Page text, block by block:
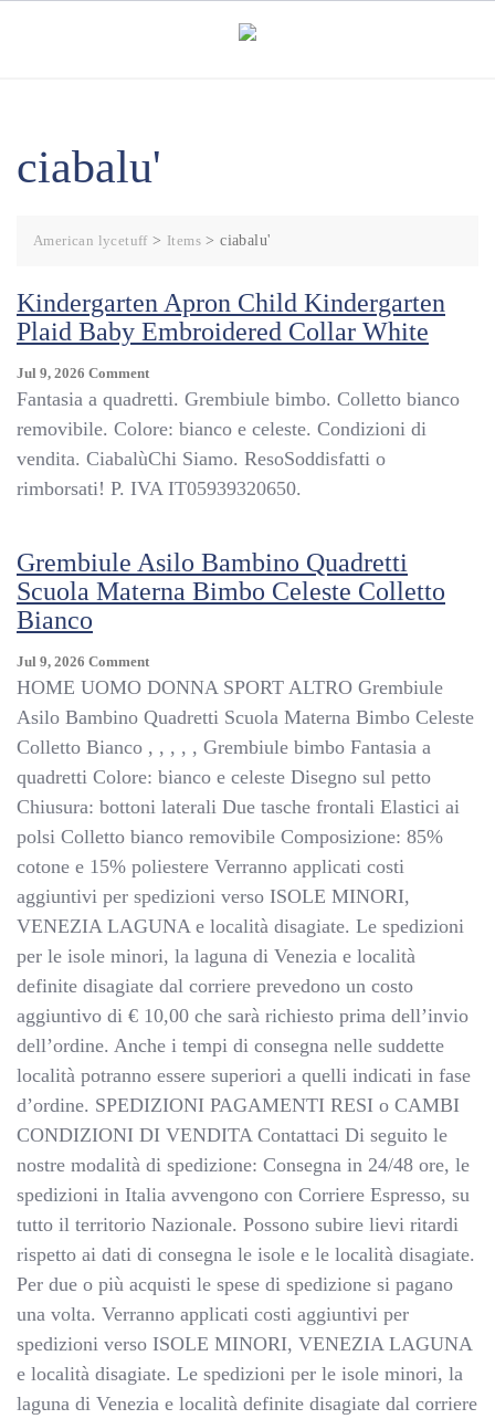
ciabalu'
American lycetuff> Items >ciabalu'
Kindergarten Apron Child Kindergarten
Plaid Baby Embroidered Collar White
Jul 9, 2026 CommentOn
Kindergarten
Child
Kindergarten
Plaid
Collar
White
Fantasia a quadretti. Grembiule bimbo. Colletto bianco
removibile. Colore: bianco e celeste. Condizioni di
vendita. CiabalùChi Siamo. ResoSoddisfatti o
rimborsati! P. IVA IT05939320650.
Grembiule Asilo Bambino Quadretti
Scuola Materna Bimbo Celeste Colletto
Bianco
Jul 9, 2026 CommentOn
Grembiule
Bambino
Quadretti
Scuola
Bimbo
Celeste
Colletto
HOME UOMO DONNA SPORT ALTRO Grembiule
Asilo Bambino Quadretti Scuola Materna Bimbo Celeste
Colletto Bianco , , , , , Grembiule bimbo Fantasia a
quadretti Colore: bianco e celeste Disegno sul petto
Chiusura: bottoni laterali Due tasche frontali Elastici ai
polsi Colletto bianco removibile Composizione: 85%
cotone e 15% poliestere Verranno applicati costi
aggiuntivi per spedizioni verso ISOLE MINORI,
VENEZIA LAGUNA e località disagiate. Le spedizioni
per le isole minori, la laguna di Venezia e località
definite disagiate dal corriere prevedono un costo
aggiuntivo di € 10,00 che sarà richiesto prima dell’invio
dell’ordine. Anche i tempi di consegna nelle suddette
località potranno essere superiori a quelli indicati in fase
d’ordine. SPEDIZIONI PAGAMENTI RESI o CAMBI
CONDIZIONI DI VENDITA Contattaci Di seguito le
nostre modalità di spedizione: Consegna in 24/48 ore, le
spedizioni in Italia avvengono con Corriere Espresso, su
tutto il territorio Nazionale. Possono subire lievi ritardi
rispetto ai dati di consegna le isole e le località disagiate.
Per due o più acquisti le spese di spedizione si pagano
una volta. Verranno applicati costi aggiuntivi per
spedizioni verso ISOLE MINORI, VENEZIA LAGUNA
e località disagiate. Le spedizioni per le isole minori, la
laguna di Venezia e località definite disagiate dal corriere